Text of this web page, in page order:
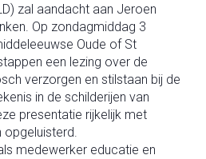
zal aandacht aan Jeroen
Op zondagmiddag 3
Oude of St
een lezing over de
verzorgen en stilstaan bij de
in de schilderijen van
presentatie rijkelijk met
opgeluisterd.
medewerker educatie en